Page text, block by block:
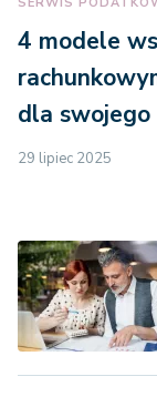
4 modele
dla swojego
29 lipiec 2025